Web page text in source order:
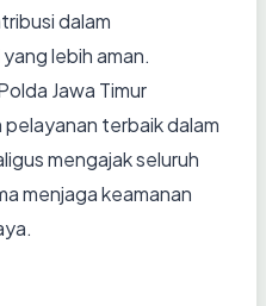
dalam
lebih aman.
Jawa Timur
terbaik dalam
mengajak seluruh
menjaga keamanan